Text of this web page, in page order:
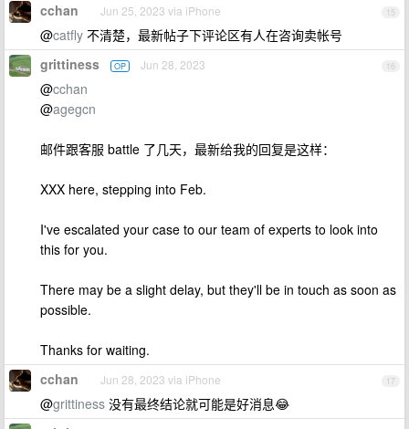
15
cchan Jun 25, 2023 via iPhone
@catfly 不清楚，最新帖子下评论区有人在咨询卖帐号
16
grittiness OP Jun 28, 2023
@cchan
@agegcn
邮件跟客服 battle 了几天，最新给我的回复是这样：
XXX here, stepping into Feb.
I've escalated your case to our team of experts to look into
this for you.
There may be a slight delay, but they'll be in touch as soon as
possible.
Thanks for waiting.
17
cchan Jun 28, 2023 via iPhone
@grittiness 没有最终结论就可能是好消息😂